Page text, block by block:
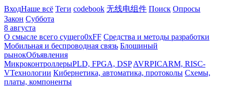
ВходНаше всё Теги codebook 无线电组件 Поиск Опросы
Закон Суббота
8 августа
О смысле всего сущего0xFF Средства и методы разработки
Мобильная и беспроводная связь Блошиный
рынокОбъявления
МикроконтроллерыPLD, FPGA, DSP AVRPICARM, RISC-
VТехнологии Кибернетика, автоматика, протоколы Схемы,
платы, компоненты